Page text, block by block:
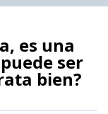
es una
ser
bien?